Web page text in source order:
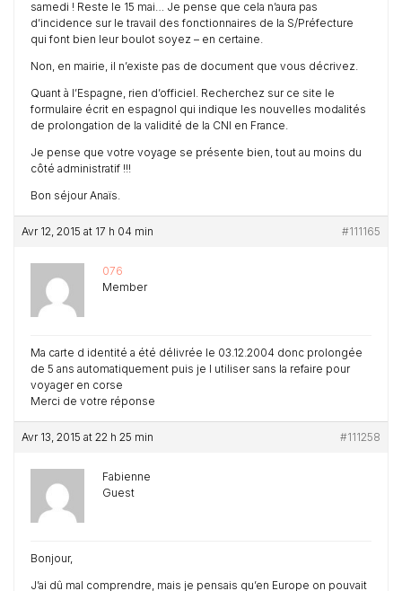
samedi ! Reste le 15 mai… Je pense que cela n’aura pas
d’incidence sur le travail des fonctionnaires de la S/Préfecture
qui font bien leur boulot soyez – en certaine.
Non, en mairie, il n’existe pas de document que vous décrivez.
Quant à l’Espagne, rien d’officiel. Recherchez sur ce site le
formulaire écrit en espagnol qui indique les nouvelles modalités
de prolongation de la validité de la CNI en France.
Je pense que votre voyage se présente bien, tout au moins du
côté administratif !!!
Bon séjour Anaïs.
Avr 12, 2015 at 17 h 04 min #111165
076
Member
Ma carte d identité a été délivrée le 03.12.2004 donc prolongée
de 5 ans automatiquement puis je l utiliser sans la refaire pour
voyager en corse
Merci de votre réponse
Avr 13, 2015 at 22 h 25 min #111258
Fabienne
Guest
Bonjour,
J’ai dû mal comprendre, mais je pensais qu’en Europe on pouvait